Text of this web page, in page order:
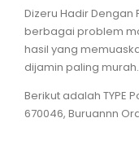
Dizeru Hadir Dengan
berbagai problem
hasil yang
dijamin paling murah.
Berikut adalah TYPE
670046, Buruannn